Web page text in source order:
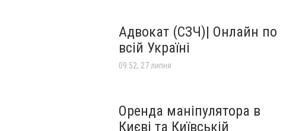
Адвокат (СЗЧ)| Онлайн по
всій Україні
09:52, 27 липня
Оренда маніпулятора в
Києві та Київській